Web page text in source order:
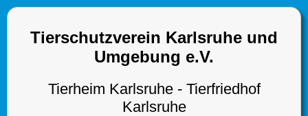
Tierschutzverein Karlsruhe und
Umgebung e.V.
Tierheim Karlsruhe - Tierfriedhof
Karlsruhe